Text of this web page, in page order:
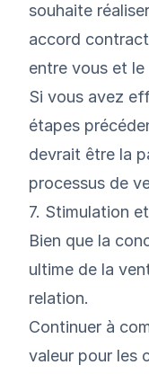
souhaite
accord
entre vous et
Si vous avez
étapes
devrait être la
processus de
7. Stimulation
Bien que la
ultime de la
relation.
Continuer à
valeur pour les